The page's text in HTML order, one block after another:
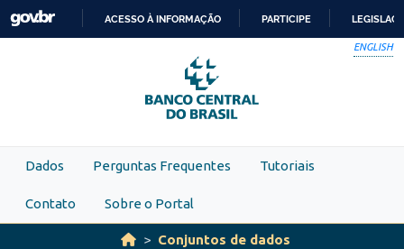
Skip to main content
PARA
O
CONTEÚDO
ACESSO À INFORMAÇÃO PARTICIPE
ENGLISH
Dados Perguntas Frequentes Tutoriais
Contato Sobre o Portal
Conjuntos de dados